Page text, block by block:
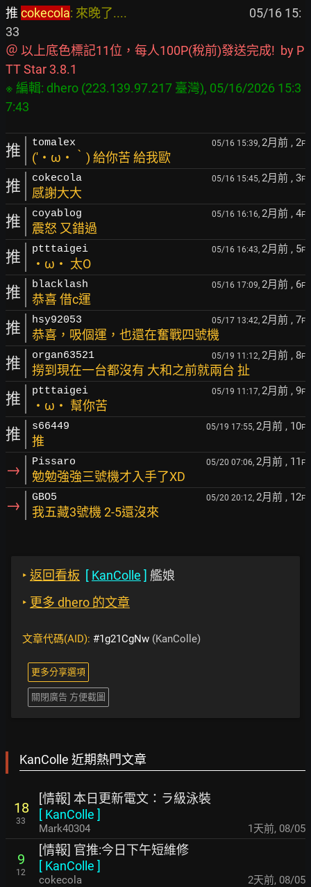
推 cokecola: 來晚了....
05/16 15:
＠ 以上底色標記11位，每人100P(稅前)發送完成!  by P
TT Star 3.8.1
※ 編輯: dhero (223.139.97.217 臺灣), 05/16/2026 15:3
推 tomalex 05/16 15:39, 2月前 , 2F
(′・ω・‵) 給你苦 給我歐
推 cokecola 05/16 15:45, 2月前 , 3F
感謝大大
推 coyablog 05/16 16:16, 2月前 , 4F
震怒 又錯過
推 ptttaigei 05/16 16:43, 2月前 , 5F
・ω・ 太O
推 blacklash 05/16 17:09, 2月前 , 6F
恭喜 借c運
推 hsy92053 05/17 13:42, 2月前 , 7F
恭喜，吸個運，也還在奮戰四號機
推 organ63521 05/19 11:12, 2月前 , 8F
撈到現在一台都沒有 大和之前就兩台 扯
推 ptttaigei 05/19 11:17, 2月前 , 9F
・ω・ 幫你苦
推 s66449 05/19 17:55, 2月前 , 10F
推
→ Pissaro 05/20 07:06, 2月前 , 11 F
勉勉強強三號機才入手了XD
→ GBO5 05/20 20:12, 2月前 , 12F
我五藏3號機 2-5還沒來
‣ 返回看板 [ KanColle ] 艦娘
‣ 更多 dhero 的文章
文章代碼(AID): #1g21CgNw (KanColle)
更多分享選項
關閉廣告 方便截圖
KanColle 近期熱門文章
18
33
[情報] 本日更新電文：ラ級泳裝
[ KanColle ]
Mark40304 1天前, 08/05
9
12
[情報] 官推:今日下午短維修
[ KanColle ]
cokecola 2天前, 08/05